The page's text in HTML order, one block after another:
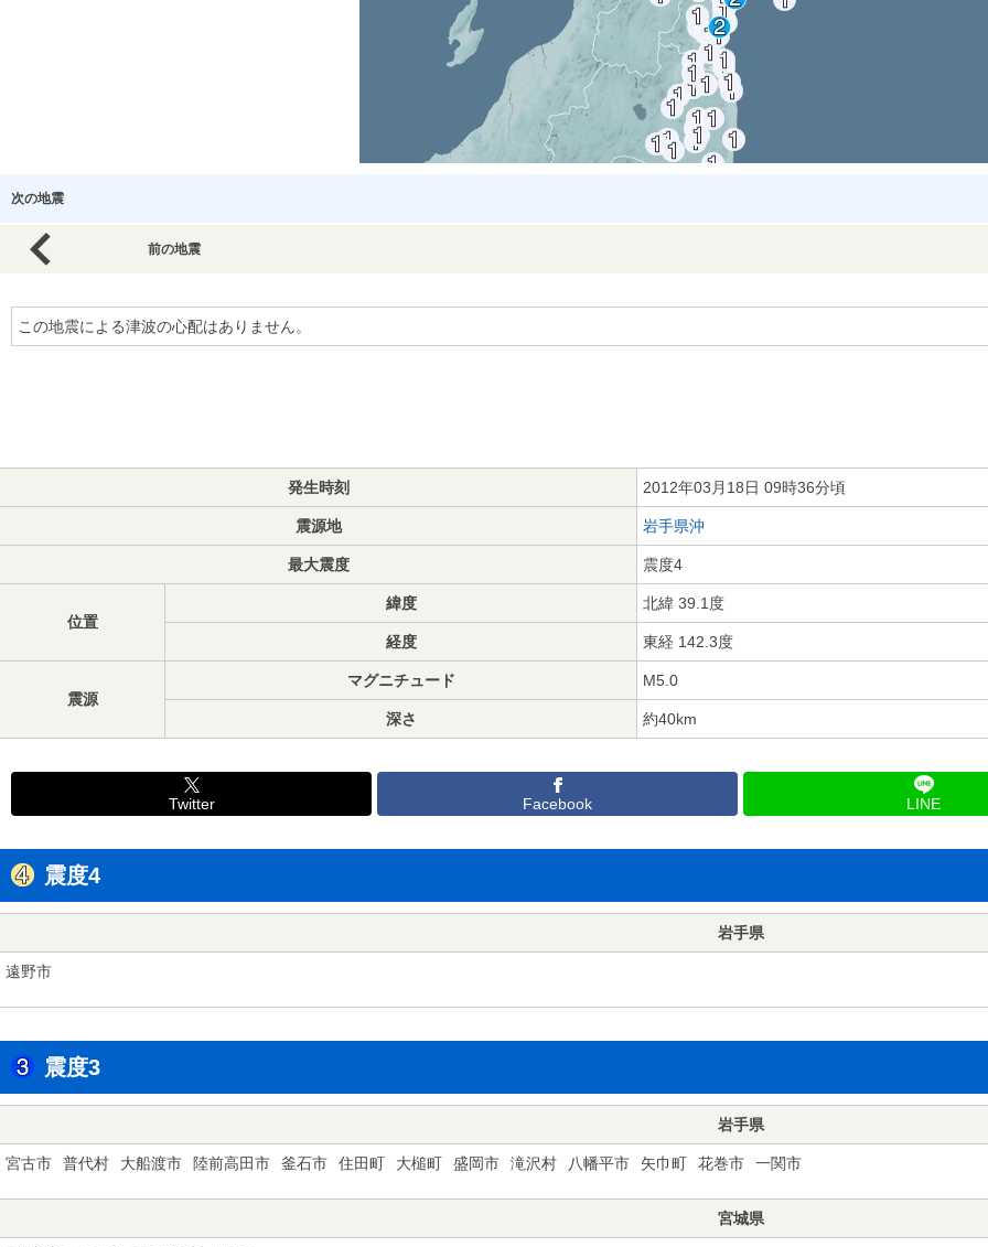
次の地震
前の地震
この地震による津波の心配はありません。
発生時刻 2012年03月18日 09時36分頃
震源地 岩手県沖
最大震度 震度4
位置
緯度 北緯 39.1度
経度 東経 142.3度
震源
マグニチュード M5.0
深さ 約40km
Twitter Facebook LINE
震度4
岩手県
遠野市
震度3
岩手県
宮古市 普代村 大船渡市 陸前高田市 釜石市 住田町 大槌町 盛岡市 滝沢村 八幡平市 矢巾町 花巻市 一関市
宮城県